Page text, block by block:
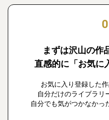
まずは沢山の作
直感的に「お気に
お気に入り登録した
自分だけのライブラリ
自分でも気がつかなかっ